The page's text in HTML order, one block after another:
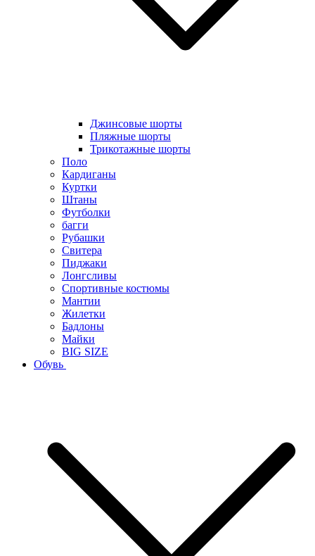
Джинсовые шорты
Пляжные шорты
Трикотажные шорты
Поло
Кардиганы
Куртки
Штаны
Футболки
багги
Рубашки
Свитера
Пиджаки
Лонгсливы
Спортивные костюмы
Мантии
Жилетки
Бадлоны
Майки
BIG SIZE
Обувь